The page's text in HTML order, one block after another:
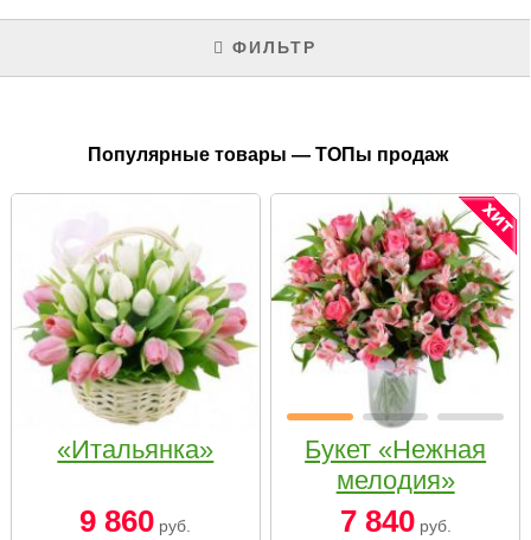
ФИЛЬТР
Популярные товары — ТОПы продаж
«Итальянка»
9 860 руб.
Букет «Нежная
мелодия»
7 840руб.